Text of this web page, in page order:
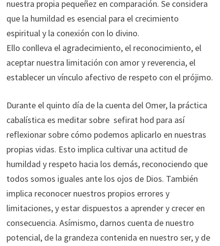
nuestra propia pequeñez en comparación. Se considera
que la humildad es esencial para el crecimiento
espiritual y la conexión con lo divino.
Ello conlleva el agradecimiento, el reconocimiento, el
aceptar nuestra limitación con amor y reverencia, el
establecer un vínculo afectivo de respeto con el prójimo.
Durante el quinto día de la cuenta del Omer, la práctica
cabalística es meditar sobre sefirat hod para así
reflexionar sobre cómo podemos aplicarlo en nuestras
propias vidas. Esto implica cultivar una actitud de
humildad y respeto hacia los demás, reconociendo que
todos somos iguales ante los ojos de Dios. También
implica reconocer nuestros propios errores y
limitaciones, y estar dispuestos a aprender y crecer en
consecuencia. Asímismo, darnos cuenta de nuestro
potencial, de la grandeza contenida en nuestro ser, y de